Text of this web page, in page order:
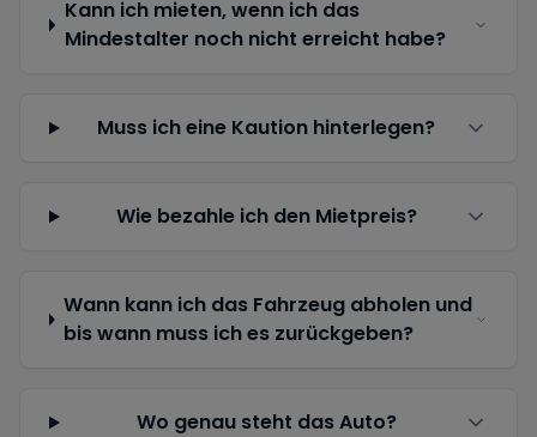
Kann ich mieten, wenn ich das
Mindestalter noch nicht erreicht habe?
Muss ich eine Kaution hinterlegen?
Wie bezahle ich den Mietpreis?
Wann kann ich das Fahrzeug abholen und
bis wann muss ich es zurückgeben?
Wo genau steht das Auto?